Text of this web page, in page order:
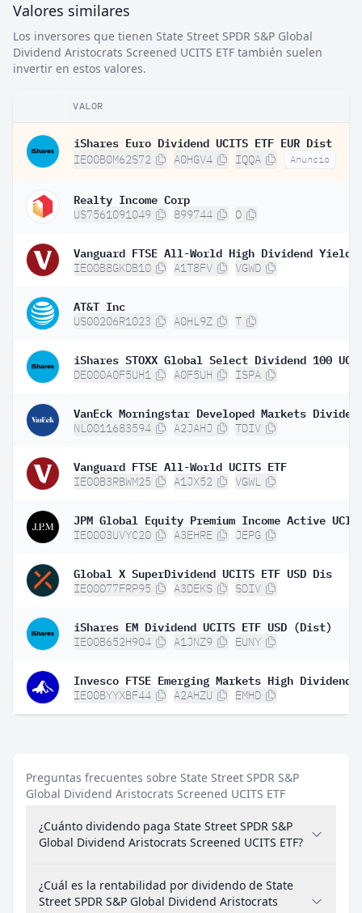
Valores similares
Los inversores que tienen State Street SPDR S&P Global
Dividend Aristocrats Screened UCITS ETF también suelen
invertir en estos valores.
VALOR
iShares Euro Dividend UCITS ETF EUR Dist
IE00B0M62S72 A0HGV4 IQQA Anuncio
Realty Income Corp
US7561091049 899744 O
IE00B8GKDB10 A1T8FV VGWD
AT&T Inc
US00206R1023 A0HL9Z T
DE000A0F5UH1 A0F5UH ISPA
NL0011683594 A2JAHJ TDIV
Vanguard FTSE All-World UCITS ETF
IE00B3RBWM25 A1JX52 VGWL
IE0003UVYC20 A3EHRE JEPG
Global X SuperDividend UCITS ETF USD Dis
IE00077FRP95 A3DEKS SDIV
iShares EM Dividend UCITS ETF USD (Dist)
IE00B652H904 A1JNZ9 EUNY
IE00BYYXBF44 A2AHZU EMHD
Preguntas frecuentes sobre State Street SPDR S&P
Global Dividend Aristocrats Screened UCITS ETF
¿Cuánto dividendo paga State Street SPDR S&P
Global Dividend Aristocrats Screened UCITS ETF?
¿Cuál es la rentabilidad por dividendo de State
Street SPDR S&P Global Dividend Aristocrats